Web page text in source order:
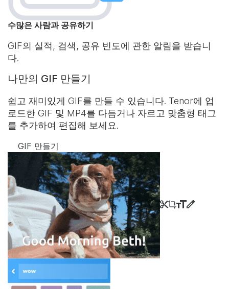
수많은 사람과 공유하기
GIF의 실적, 검색, 공유 빈도에 관한 알림을 받습니
다.
나만의 GIF 만들기
쉽고 재미있게 GIF를 만들 수 있습니다. Tenor에 업
로드한 GIF 및 MP4를 다듬거나 자르고 맞춤형 태그
를 추가하여 편집해 보세요.
GIF 만들기